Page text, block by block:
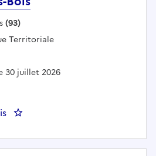
(93)
:Territoriale
30 juillet 2026
: Agent point école (h/f) - Les